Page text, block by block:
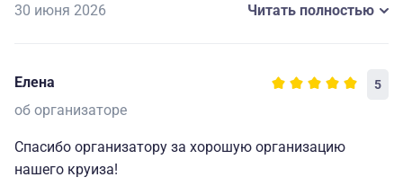
работающие наушники для экскурсий и т. д. Мелочи,
капитану и всему составу за прекрасно
организованный отдых.🥰
30 июня 2026 Читать полностью
Елена 5
об организаторе
Спасибо организатору за хорошую организацию
нашего круиза!